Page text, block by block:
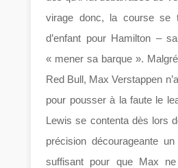
virage donc, la course se
d’enfant pour Hamilton –
« mener sa barque ».
Red Bull, Max Verstappen
pour pousser à la faute le
Lewis se contenta dès lors
précision décourageante
suffisant pour que Max